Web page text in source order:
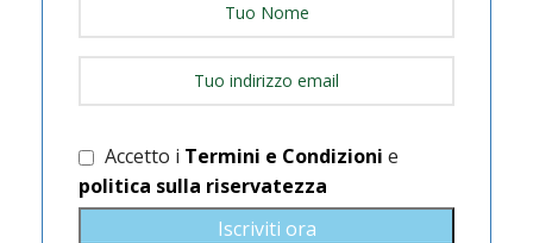
Accetto i Termini e Condizioni e
politica sulla riservatezza
Iscriviti ora